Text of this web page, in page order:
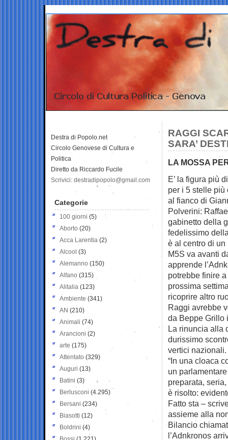
RAGGI
SARA’
LA MOSSA
E’ la figura più
per i 5 stelle più
al fianco di
Polverini:
gabinetto della
fedelissimo
è al centro di
M5S va avanti
apprende
potrebbe finire
prossima
ricoprire altro
Raggi avrebbe
da Beppe Grillo
La rinuncia alla
durissimo
vertici nazionali.
“In una cloaca
un
preparata,
è risolto:
Fatto sta –
assieme alla
Bilancio
l’Adnkronos
Destra di Popolo.net
Circolo Genovese di Cultura e
Politica
Diretto da Riccardo Fucile
Scrivici: destradipopolo@gmail.com
Categorie
100 giorni (5)
Aborto (20)
Acca Larentia (2)
Alcool (3)
Alemanno (150)
Alfano (315)
Alitalia (123)
Ambiente (341)
AN (210)
Animali (74)
Arancioni (2)
arte (175)
Attentato (329)
Auguri (13)
Batini (3)
Berlusconi (4.295)
Bersani (234)
Biasotti (12)
Boldrini (4)